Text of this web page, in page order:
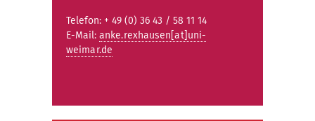
Telefon: + 49 (0) 36 43 / 58 11 14
E-Mail: anke.rexhausen[at]uni-
weimar.de